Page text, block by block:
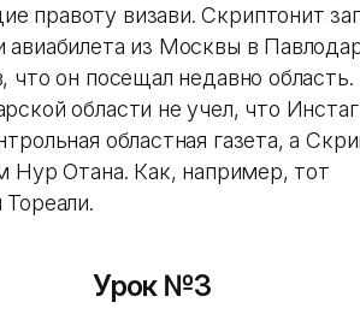
правоту визави. Скриптонит
авиабилета из Москвы в
что он посещал недавно
области не учел, что
областная газета, а
Нур Отана. Как, например, тот
Урок №3